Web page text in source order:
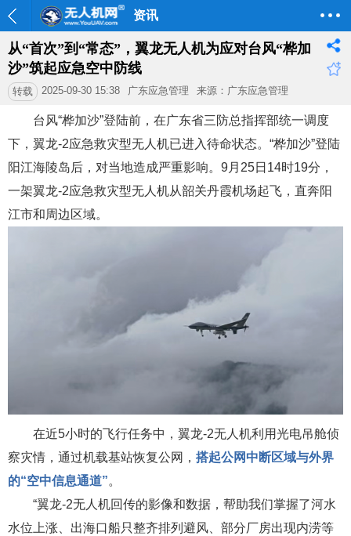
资讯
从“首次”到“常态”，翼龙无人机为应对台风“桦加
沙”筑起应急空中防线
转载 2025-09-30 15:38 广东应急管理 来源：广东应急管理
台风“桦加沙”登陆前，在广东省三防总指挥部统一调度
下，翼龙-2应急救灾型无人机已进入待命状态。“桦加沙”登陆
阳江海陵岛后，对当地造成严重影响。9月25日14时19分，
一架翼龙-2应急救灾型无人机从韶关丹霞机场起飞，直奔阳
江市和周边区域。
在近5小时的飞行任务中， 翼龙-2无人机利用光电吊舱侦
察灾情，通过机载基站恢复公网， 搭起公网中断区域与外界
的“空中信息通道”。
“翼龙-2无人机回传的影像和数据，帮助我们掌握了河水
水位上涨、出海口船只整齐排列避风、部分厂房出现内涝等